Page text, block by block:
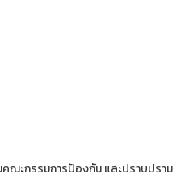
ะกรรมการป้องกัน และปราบปราม